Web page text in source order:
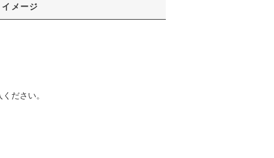
イメージ
ください。